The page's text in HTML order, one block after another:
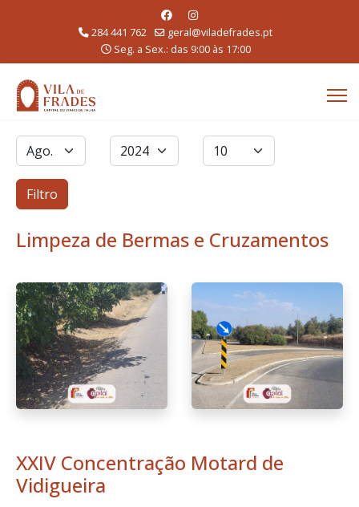
284 441 762
geral@viladefrades.pt
Seg. a Sex.: das 9:00 às 17:00
Filtros
Mês Ano Qtd. a exibir
Filtro
Limpeza de Bermas e Cruzamentos
XXIV Concentração Motard de
Vidigueira